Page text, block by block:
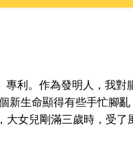
利。作為發明人，我對
生命顯得有些手忙腳
女兒剛滿三歲時，受